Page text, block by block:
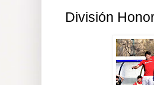
División